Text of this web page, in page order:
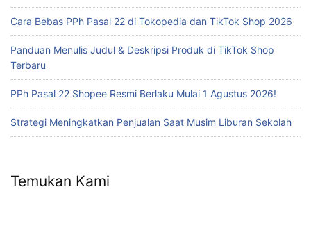
Cara Bebas PPh Pasal 22 di Tokopedia dan TikTok Shop 2026
Panduan Menulis Judul & Deskripsi Produk di TikTok Shop
Terbaru
PPh Pasal 22 Shopee Resmi Berlaku Mulai 1 Agustus 2026!
Strategi Meningkatkan Penjualan Saat Musim Liburan Sekolah
Temukan Kami